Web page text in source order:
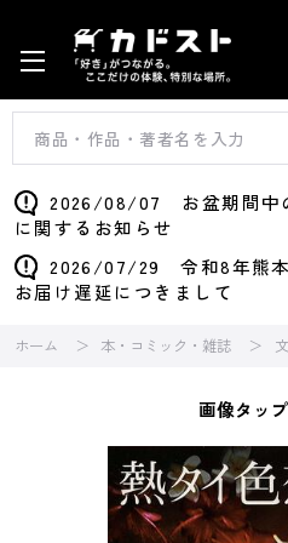
2026/08/07 お盆期間中
に関するお知らせ
2026/07/29 令和8年熊本
お届け遅延につきまして
ホーム 本・コミック・雑誌
画像タッ